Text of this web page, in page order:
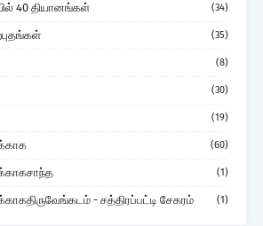
40 தியானங்கள் (34)
(35)
(8)
(30)
(19)
(60)
(1)
- சத்திரப்பட்டி சேகரம் (1)